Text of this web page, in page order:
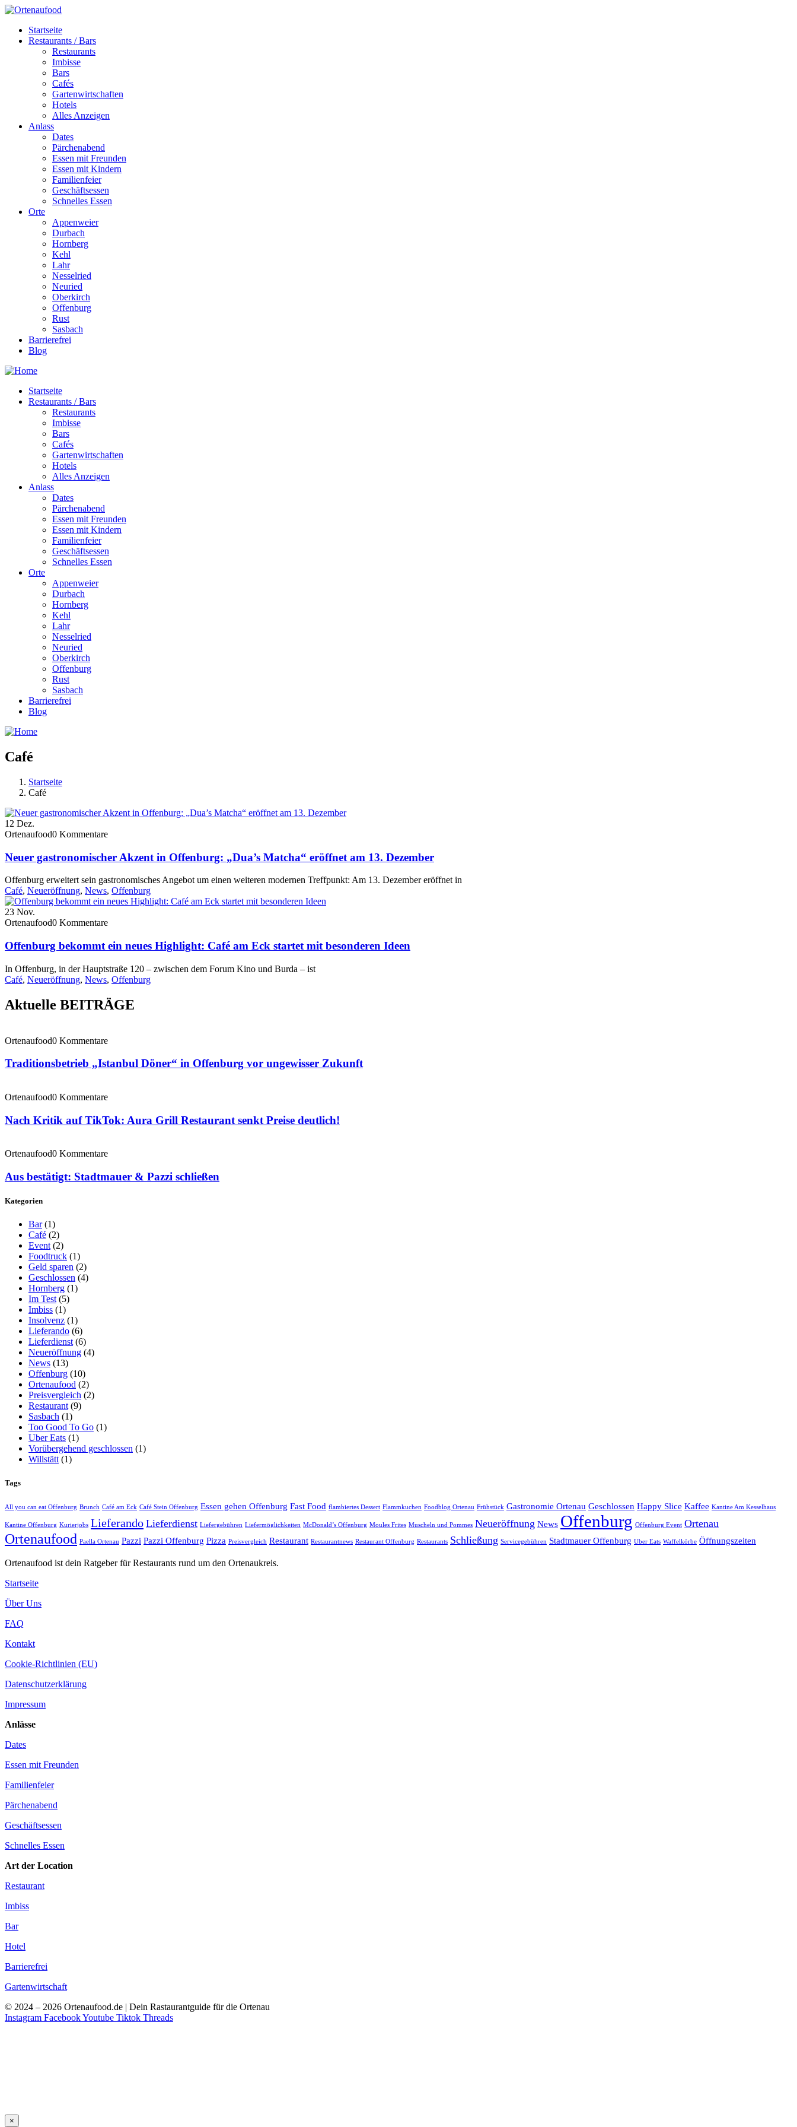
Startseite
Restaurants / Bars
Restaurants
Imbisse
Bars
Cafés
Gartenwirtschaften
Hotels
Alles Anzeigen
Anlass
Dates
Pärchenabend
Essen mit Freunden
Essen mit Kindern
Familienfeier
Geschäftsessen
Schnelles Essen
Orte
Appenweier
Durbach
Hornberg
Kehl
Lahr
Nesselried
Neuried
Oberkirch
Offenburg
Rust
Sasbach
Barrierefrei
Blog
Startseite
Restaurants / Bars
Restaurants
Imbisse
Bars
Cafés
Gartenwirtschaften
Hotels
Alles Anzeigen
Anlass
Dates
Pärchenabend
Essen mit Freunden
Essen mit Kindern
Familienfeier
Geschäftsessen
Schnelles Essen
Orte
Appenweier
Durbach
Hornberg
Kehl
Lahr
Nesselried
Neuried
Oberkirch
Offenburg
Rust
Sasbach
Barrierefrei
Blog
Café
Startseite
Café
12 Dez.
Ortenaufood0 Kommentare
Neuer gastronomischer Akzent in Offenburg: „Dua’s Matcha“ eröffnet am 13. Dezember
Offenburg erweitert sein gastronomisches Angebot um einen weiteren modernen Treffpunkt: Am 13. Dezember eröffnet in
Café, Neueröffnung, News, Offenburg
23 Nov.
Ortenaufood0 Kommentare
Offenburg bekommt ein neues Highlight: Café am Eck startet mit besonderen Ideen
In Offenburg, in der Hauptstraße 120 – zwischen dem Forum Kino und Burda – ist
Café, Neueröffnung, News, Offenburg
Aktuelle BEITRÄGE
Ortenaufood0 Kommentare
Traditionsbetrieb „Istanbul Döner“ in Offenburg vor ungewisser Zukunft
Ortenaufood0 Kommentare
Nach Kritik auf TikTok: Aura Grill Restaurant senkt Preise deutlich!
Ortenaufood0 Kommentare
Aus bestätigt: Stadtmauer & Pazzi schließen
Kategorien
Bar (1)
Café (2)
Event (2)
Foodtruck (1)
Geld sparen (2)
Geschlossen (4)
Hornberg (1)
Im Test (5)
Imbiss (1)
Insolvenz (1)
Lieferando (6)
Lieferdienst (6)
Neueröffnung (4)
News (13)
Offenburg (10)
Ortenaufood (2)
Preisvergleich (2)
Restaurant (9)
Sasbach (1)
Too Good To Go (1)
Uber Eats (1)
Vorübergehend geschlossen (1)
Willstätt (1)
Tags
All you can eat Offenburg Brunch Café am Eck Café Stein Offenburg Essen gehen Offenburg Fast Food flambiertes Dessert Flammkuchen Foodblog Ortenau Frühstück Gastronomie Ortenau Geschlossen Happy Slice Kaffee Kantine Am Kesselhaus
Kantine Offenburg Kurierjobs Lieferando Lieferdienst Liefergebühren Liefermöglichkeiten McDonald’s Offenburg Moules Frites Muscheln und Pommes Neueröffnung News Offenburg Offenburg Event Ortenau
Ortenaufood Paella Ortenau Pazzi Pazzi Offenburg Pizza Preisvergleich Restaurant Restaurantnews Restaurant Offenburg Restaurants Schließung Servicegebühren Stadtmauer Offenburg Uber Eats Waffelkörbe Öffnungszeiten
Ortenaufood ist dein Ratgeber für Restaurants rund um den Ortenaukreis.
Startseite
Über Uns
FAQ
Kontakt
Cookie-Richtlinien (EU)
Datenschutzerklärung
Impressum
Anlässe
Dates
Essen mit Freunden
Familienfeier
Pärchenabend
Geschäftsessen
Schnelles Essen
Art der Location
Restaurant
Imbiss
Bar
Hotel
Barrierefrei
Gartenwirtschaft
© 2024 – 2026 Ortenaufood.de | Dein Rastaurantguide für die Ortenau
Instagram FacebookYoutube Tiktok Threads
×